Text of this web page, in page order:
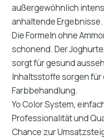
außergewöhnlich
anhaltende Ergebnisse.
Die Formeln ohne
schonend. Der
sorgt für gesund
Inhaltsstoffe sorgen für
Farbbehandlung.
Yo Color System,
Professionalität und
Chance zur